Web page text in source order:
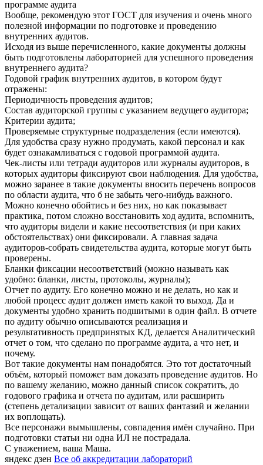
программе аудита
Вообще, рекомендую этот ГОСТ для изучения и очень много
полезной информации по подготовке и проведению
внутренних аудитов.
Исходя из выше перечисленного, какие документы должны
быть подготовлены лабораторией для успешного проведения
внутреннего аудита?
Годовой график внутренних аудитов, в котором будут
отражены:
Периодичность проведения аудитов;
Состав аудиторской группы с указанием ведущего аудитора;
Критерии аудита;
Проверяемые структурные подразделения (если имеются).
Для удобства сразу нужно продумать, какой персонал и как
будет ознакамливаться с годовой программой аудита.
Чек-листы или тетради аудиторов или журналы аудиторов, в
которых аудиторы фиксируют свои наблюдения. Для удобства,
можно заранее в такие документы вносить перечень вопросов
по области аудита, что б не забыть чего-нибудь важного.
Можно конечно обойтись и без них, но как показывает
практика, потом сложно восстановить ход аудита, вспомнить,
что аудиторы видели и какие несоответствия (и при каких
обстоятельствах) они фиксировали. А главная задача
аудиторов-собрать свидетельства аудита, которые могут быть
проверены.
Бланки фиксации несоответствий (можно называть как
удобно: бланки, листы, протоколы, журналы);
Отчет по аудиту. Его конечно можно и не делать, но как и
любой процесс аудит должен иметь какой то выход. Да и
документы удобно хранить подшитыми в один файл. В отчете
по аудиту обычно описываются реализация и
результативность предпринятых КД, делается Аналитический
отчет о том, что сделано по программе аудита, а что нет, и
почему.
Вот такие документы нам понадобятся. Это тот достаточный
объём, который поможет вам доказать проведение аудитов. Но
по вашему желанию, можно данный список сократить, до
годового графика и отчета по аудитам, или расширить
(степень детализации зависит от ваших фантазий и желании
их воплощать).
Все персонажи вымышлены, совпадения имён случайно. При
подготовки статьи ни одна ИЛ не пострадала.
С уважением, ваша Маша.
яндекс дзен Все об аккредитации лабораторий